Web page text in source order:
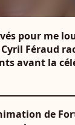
pour me
Féraud
avant la
de